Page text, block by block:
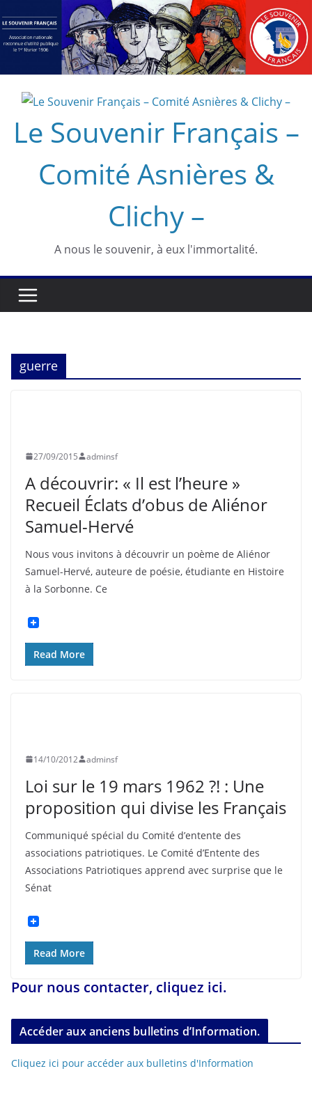
au
contenu
Le Souvenir Français –
Comité Asnières &
Clichy –
A nous le souvenir, à eux l'immortalité.
guerre
27/09/2015 adminsf
A découvrir: « Il est l’heure »
Recueil Éclats d’obus de Aliénor
Samuel-Hervé
Nous vous invitons à découvrir un poème de Aliénor
Samuel-Hervé, auteure de poésie, étudiante en Histoire
à la Sorbonne. Ce
Read More
14/10/2012 adminsf
Loi sur le 19 mars 1962 ?! : Une
proposition qui divise les Français
Communiqué spécial du Comité d’entente des
associations patriotiques. Le Comité d’Entente des
Associations Patriotiques apprend avec surprise que le
Sénat
Read More
Pour nous contacter, cliquez ici.
Accéder aux anciens bulletins d’Information.
Cliquez ici pour accéder aux bulletins d'Information